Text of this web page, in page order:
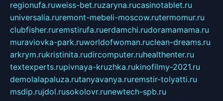
regionufa.ruweiss-bet.ruzaryna.rucasinotablet.ru
universalia.ruremont-mebeli-moscow.rutermomur.ru
clubfisher.ruremstirufa.ruerdamchi.rudoramamama.ru
muraviovka-park.ruworldofwoman.ruclean-dreams.ru
arkrym.rukristinita.rudircomputer.ruhealthenter.ru
textexperts.rupivnaya-kruzhka.rukinofilmy-2021.ru
demolalapaluza.rutanyavanya.ruremstir-tolyatti.ru
msdip.rujdol.rusokolovr.runewtech-spb.ru